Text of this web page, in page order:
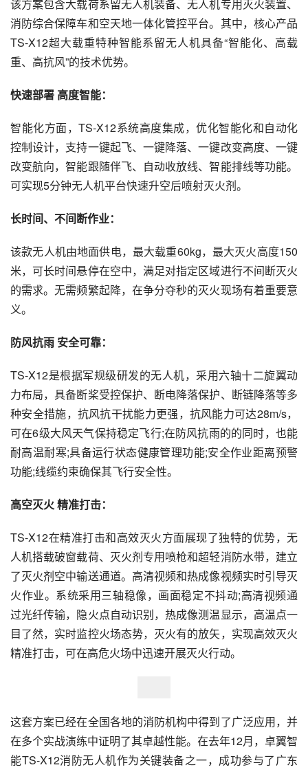
该方案包含大载荷系留无人机装备、无人机专用灭火装置、
消防综合保障车和空天地一体化管控平台。其中，核心产品
TS-X12超大载重特种智能系留无人机具备“智能化、高载
重、高抗风”的技术优势。
快速部署 高度智能：
智能化方面，TS-X12系统高度集成，优化智能化和自动化
控制设计，支持一键起飞、一键降落、一键改变高度、一键
改变航向，智能跟随伴飞、自动收放线、智能排线等功能。
可实现5分钟无人机平台快速升空后喷射灭火剂。
长时间、不间断作业：
该款无人机由地面供电，最大载重60kg，最大灭火高度150
米，可长时间悬停在空中，满足对指定区域进行不间断灭火
的需求。无需频繁起降，在争分夺秒的灭火现场有着重要意
义。
防风抗雨 安全可靠：
TS-X12是根据军规级研发的无人机，采用六轴十二旋翼动
力布局，具备断桨受控保护、断电降落保护、断链降落等多
种安全措施，抗风抗干扰能力更强，抗风能力可达28m/s，
可在6级大风天气保持稳定飞行;在防风抗雨的的同时，也能
耐高温耐寒;具备运行状态健康管理功能;安全作业距离预警
功能;线缆约束确保其飞行安全性。
高空灭火 精准打击：
TS-X12在精准打击和高效灭火方面展现了独特的优势，无
人机搭载破窗载荷、灭火剂专用喷枪和超轻消防水带，建立
了灭火剂空中输送通道。高清视频和热成像视频实时引导灭
火作业。系统采用三轴稳像，画面稳定不抖动;高清视频通
过光纤传输，隐火点自动识别，热成像测温显示，高温点一
目了然，实时监控火场态势，灭火有的放矢，实现高效灭火
精准打击，可在高危火场中迅速开展灭火行动。
这套方案已经在全国各地的消防机构中得到了广泛应用，并
在多个实战演练中证明了其卓越性能。在去年12月，卓翼智
能TS-X12消防无人机作为关键装备之一，成功参与了广东